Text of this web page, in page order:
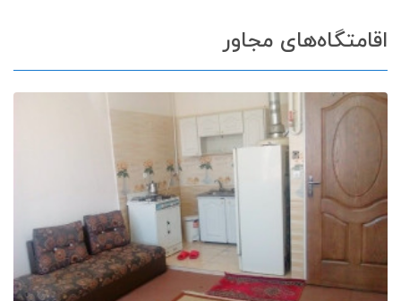
اقامتگاه‌های مجاور